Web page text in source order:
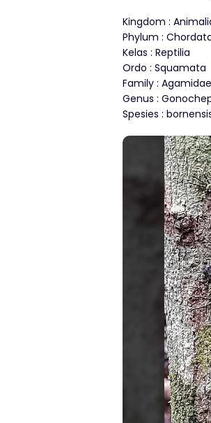
Kingdom :
Phylum :
Kelas : Reptilia
Ordo : Squamata
Family : Agamidae
Genus :
Spesies :